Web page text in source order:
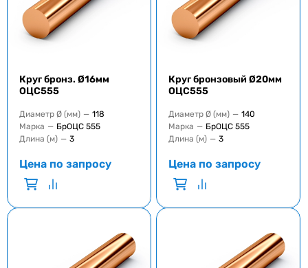
Круг бронз. Ø16мм
ОЦС555
Диаметр Ø (мм) — 118
Марка — БрОЦС 555
Длина (м) — 3
Цена по запросу
Круг бронзовый Ø20мм
ОЦС555
Диаметр Ø (мм) — 140
Марка — БрОЦС 555
Длина (м) — 3
Цена по запросу